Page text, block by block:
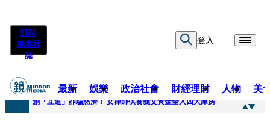
訂閱
紙本雜
誌
登入
最新 娛樂 政治社會 財經理財 人物 美
快訊
創「互道」詐騙慈濟！ 女律師供養義父黃金全入四大庫房